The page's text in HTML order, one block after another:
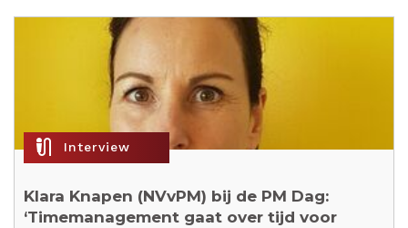
mic_external_on Interview
Klara Knapen (NVvPM) bij de PM Dag:
‘Timemanagement gaat over tijd voor